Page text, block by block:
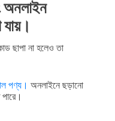
অনলাইন
ছাপা না হলেও তা
পণ্য। অনলাইনে ছড়ানো